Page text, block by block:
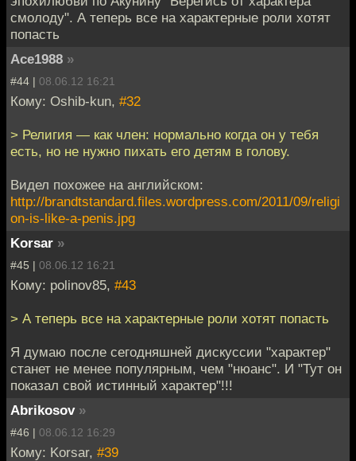
смолоду". А теперь все на характерные роли хотят
попасть
Ace1988 »
#44 | 08.06.12 16:21
Кому: Oshib-kun, #32
> Религия — как член: нормально когда он у тебя
есть, но не нужно пихать его детям в голову.
Видел похожее на английском:
http://brandtstandard.files.wordpress.com/2011/09/religi
on-is-like-a-penis.jpg
Korsar »
#45 | 08.06.12 16:21
Кому: polinov85, #43
> А теперь все на характерные роли хотят попасть
Я думаю после сегодняшней дискуссии "характер"
станет не менее популярным, чем "нюанс". И "Тут он
показал свой истинный характер"!!!
Abrikosov »
#46 | 08.06.12 16:29
Кому: Korsar, #39